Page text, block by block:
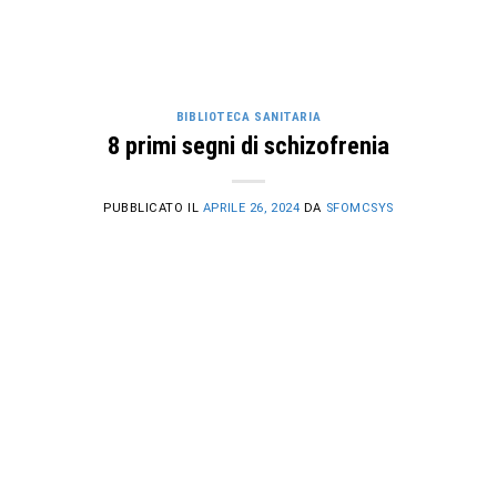
BIBLIOTECA SANITARIA
8 primi segni di schizofrenia
PUBBLICATO IL APRILE 26, 2024 DA SFOMCSYS